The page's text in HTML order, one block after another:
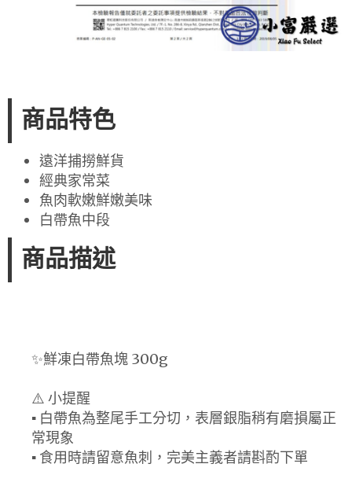
商品特色
遠洋捕撈鮮貨
經典家常菜
魚肉軟嫩鮮嫩美味
白帶魚中段
商品描述
✨鮮凍白帶魚塊 300g
⚠️ 小提醒
▪ 白帶魚為整尾手工分切，表層銀脂稍有磨損屬正
常現象
▪ 食用時請留意魚刺，完美主義者請斟酌下單